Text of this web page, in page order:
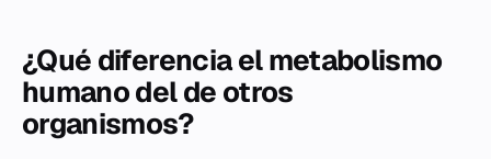
¿Qué diferencia el metabolismo
humano del de otros
organismos?